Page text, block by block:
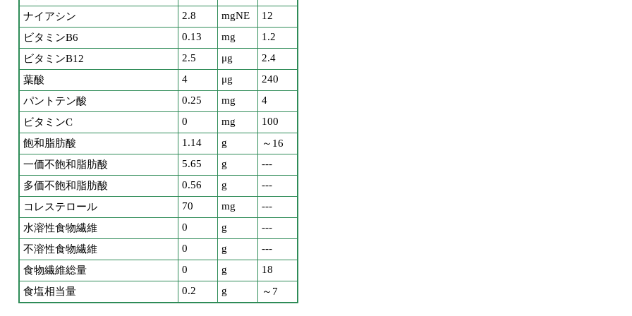
ナイアシン
2.8 mgNE
12
ビタミンB6
0.13 mg
1.2
ビタミンB12
2.5 μg
2.4
葉酸
4 μg
240
パントテン酸
0.25 mg
4
ビタミンC
0 mg
100
飽和脂肪酸
1.14 g
～16
一価不飽和脂肪酸
5.65 g
---
多価不飽和脂肪酸
0.56 g
---
コレステロール
70 mg
---
水溶性食物繊維
0 g
---
不溶性食物繊維
0 g
---
食物繊維総量
0 g
18
食塩相当量
0.2 g ～7